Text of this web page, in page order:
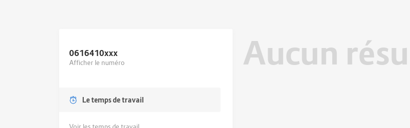
0616410xxx
Afficher le numéro
Le temps de travail
Aucun